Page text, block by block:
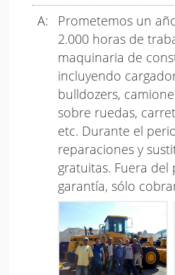
Prometemos un
2.000 horas de
maquinaria de
incluyendo
bulldozers,
sobre ruedas,
etc. Durante el
reparaciones y
gratuitas. Fuera del
garantía, sólo